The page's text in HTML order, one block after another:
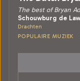
The best of Bryan
Schouwburg de
Drachten
POPULAIRE MUZIEK